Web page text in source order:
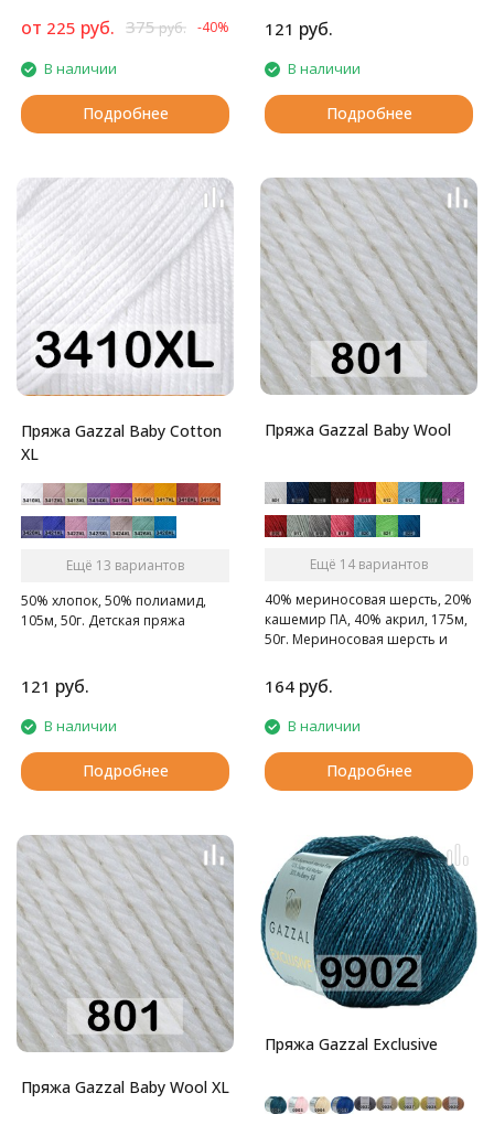
от 225 руб. 375руб. -40%
В наличии
Подробнее
121 руб.
В наличии
Подробнее
Пряжа Gazzal Baby Cotton
XL
Ещё 13 вариантов
50% хлопок, 50% полиамид,
105м, 50г. Детская пряжа
121 руб.
В наличии
Подробнее
Пряжа Gazzal Baby Wool
Ещё 14 вариантов
40% мериносовая шерсть, 20%
кашемир ПА, 40% акрил, 175м,
50г. Мериносовая шерсть и
сочетание для пряжи на
осенне-зимний сезон!
164 руб.
В наличии
Подробнее
Пряжа Gazzal Baby Wool XL
Пряжа Gazzal Exclusive